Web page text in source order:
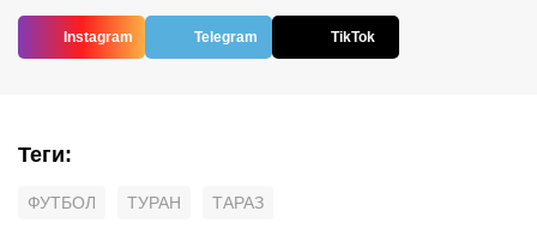
Instagram Telegram TikTok
Теги:
ФУТБОЛ ТУРАН ТАРАЗ